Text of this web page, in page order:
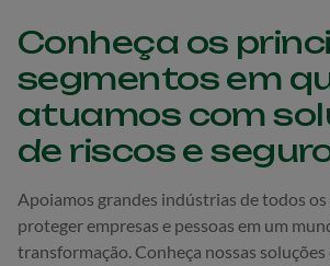
Conheça os
segmentos em
atuamos com
de riscos e
Apoiamos grandes indústrias de todos os
proteger empresas e pessoas em um
transformação. Conheça nossas soluções